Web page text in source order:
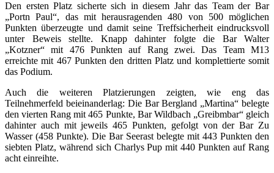
Den ersten Platz sicherte sich in diesem Jahr das Team der Bar
„Portn Paul“, das mit herausragenden 480 von 500 möglichen
Punkten überzeugte und damit seine Treffsicherheit eindrucksvoll
unter Beweis stellte. Knapp dahinter folgte die Bar Walter
„Kotzner“ mit 476 Punkten auf Rang zwei. Das Team M13
erreichte mit 467 Punkten den dritten Platz und komplettierte somit
das Podium.
Auch die weiteren Platzierungen zeigten, wie eng das
Teilnehmerfeld beieinanderlag: Die Bar Bergland „Martina“ belegte
den vierten Rang mit 465 Punkte, Bar Wildbach „Greibmbar“ gleich
dahinter auch mit jeweils 465 Punkten, gefolgt von der Bar Zu
Wasser (458 Punkte). Die Bar Seerast belegte mit 443 Punkten den
siebten Platz, während sich Charlys Pup mit 440 Punkten auf Rang
acht einreihte.